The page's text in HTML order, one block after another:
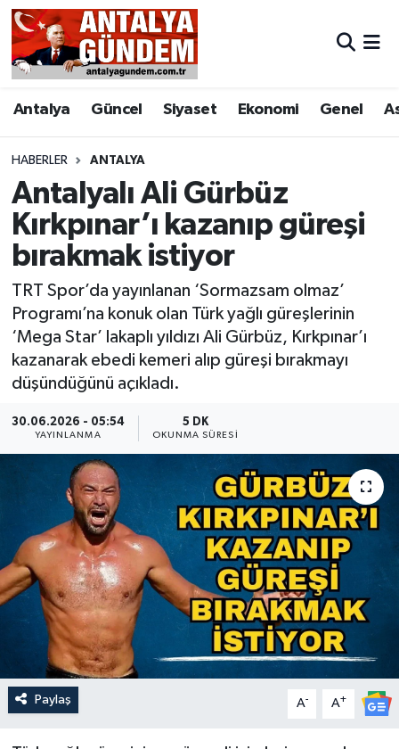
Antalya Güncel Siyaset Ekonomi Genel
HABERLER ANTALYA
Antalyalı Ali Gürbüz
Kırkpınar’ı kazanıp güreşi
bırakmak istiyor
TRT Spor’da yayınlanan ‘Sormazsam olmaz’
Programı’na konuk olan Türk yağlı güreşlerinin
‘Mega Star’ lakaplı yıldızı Ali Gürbüz, Kırkpınar’ı
kazanarak ebedi kemeri alıp güreşi bırakmayı
düşündüğünü açıkladı.
30.06.2026 - 05:54
YAYINLANMA
5 DK
OKUNMA SÜRESI
Paylaş A- A+
Antalya
Asayiş
Bilim & Teknoloji
Bölge
EĞİTİM
Ekonomi
Genel
Görüntülü Haber
Güncel
Kültür & Sanat
Magazin
Resmi İlan
Sağlık & Yaşam
Siyaset
Spor
Antalya Nöbetçi Eczaneler
Antalya Hava Durumu
Antalya Namaz Vakitleri
Antalya Trafik Yoğunluk Haritası
Süper Lig Puan Durumu ve Fikstür
Tüm Manşetler
Son Dakika Haberleri
Haber Arşivi